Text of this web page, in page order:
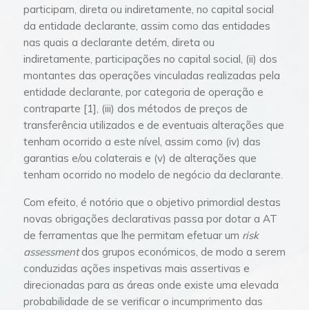
participam, direta ou indiretamente, no capital social
da entidade declarante, assim como das entidades
nas quais a declarante detém, direta ou
indiretamente, participações no capital social, (ii) dos
montantes das operações vinculadas realizadas pela
entidade declarante, por categoria de operação e
contraparte [1], (iii) dos métodos de preços de
transferência utilizados e de eventuais alterações que
tenham ocorrido a este nível, assim como (iv) das
garantias e/ou colaterais e (v) de alterações que
tenham ocorrido no modelo de negócio da declarante.
Com efeito, é notório que o objetivo primordial destas
novas obrigações declarativas passa por dotar a AT
de ferramentas que lhe permitam efetuar um risk
assessmentdos grupos económicos, de modo a serem
conduzidas ações inspetivas mais assertivas e
direcionadas para as áreas onde existe uma elevada
probabilidade de se verificar o incumprimento das